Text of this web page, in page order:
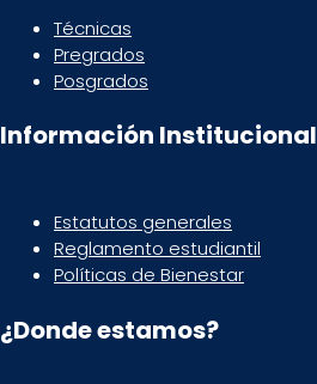
Técnicas
Pregrados
Posgrados
Información Institucional
Estatutos generales
Reglamento estudiantil
Políticas de Bienestar
¿Donde estamos?